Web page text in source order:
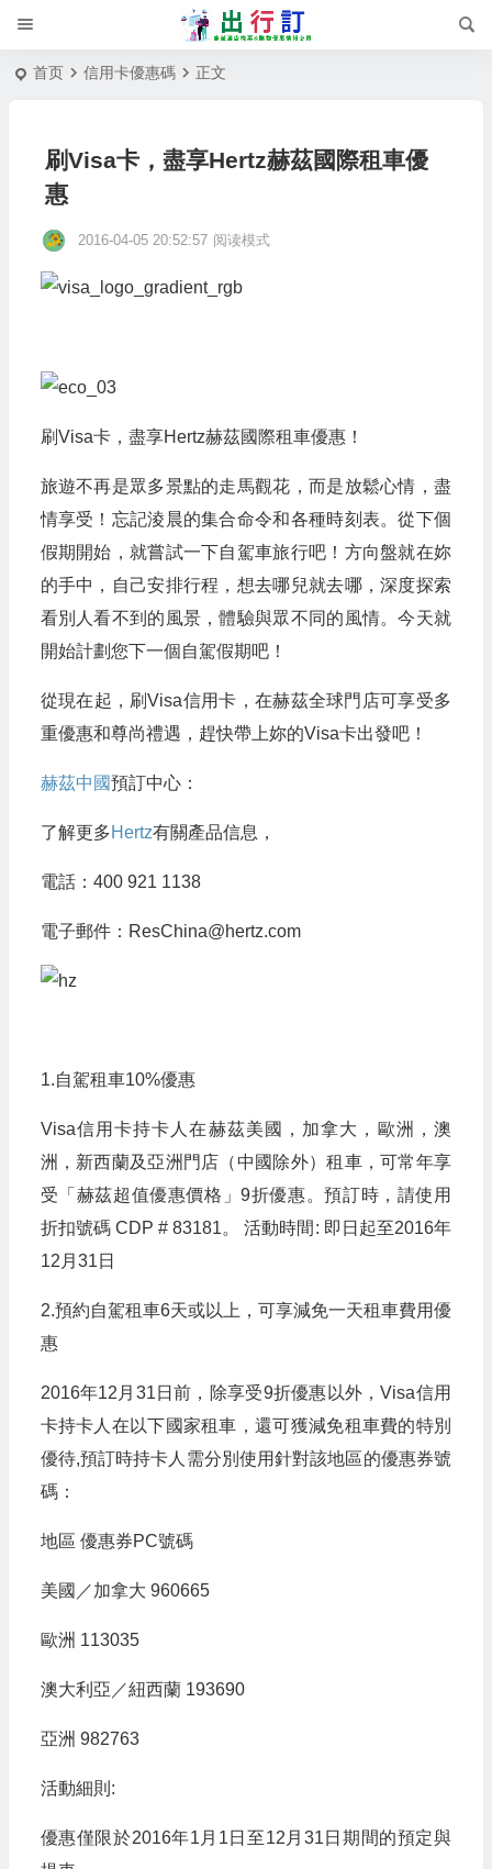
首页 信用卡優惠碼 正文
刷Visa卡，盡享Hertz赫茲國際租車優
惠
2016-04-05 20:52:57 阅读模式
刷Visa卡，盡享Hertz赫茲國際租車優惠！
旅遊不再是眾多景點的走馬觀花，而是放鬆心情，盡
情享受！忘記淩晨的集合命令和各種時刻表。從下個
假期開始，就嘗試一下自駕車旅行吧！方向盤就在妳
的手中，自己安排行程，想去哪兒就去哪，深度探索
看別人看不到的風景，體驗與眾不同的風情。今天就
開始計劃您下一個自駕假期吧！
從現在起，刷Visa信用卡，在赫茲全球門店可享受多
重優惠和尊尚禮遇，趕快帶上妳的Visa卡出發吧！
赫茲中國預訂中心：
了解更多Hertz有關產品信息，
電話：400 921 1138
電子郵件： ResChina@hertz.com
1.自駕租車10%優惠
Visa信用卡持卡人在赫茲美國，加拿大，歐洲，澳
洲，新西蘭及亞洲門店（中國除外）租車，可常年享
受「赫茲超值優惠價格」9折優惠。預訂時，請使用
折扣號碼 CDP # 83181。 活動時間: 即日起至2016年
12月31日
2.預約自駕租車6天或以上，可享減免一天租車費用優
惠
2016年12月31日前，除享受9折優惠以外，Visa信用
卡持卡人在以下國家租車，還可獲減免租車費的特別
優待,預訂時持卡人需分別使用針對該地區的優惠券號
碼：
地區 優惠券PC號碼
美國／加拿大 960665
歐洲 113035
澳大利亞／紐西蘭 193690
亞洲 982763
活動細則:
優惠僅限於2016年1月1日至12月31日期間的預定與